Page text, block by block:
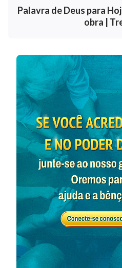
Palavra de Deus para
obra |